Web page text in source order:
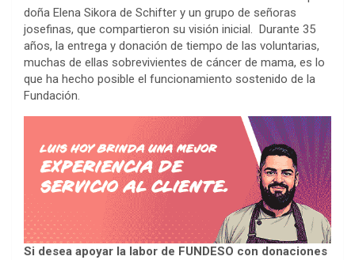
doña Elena Sikora de Schifter y un grupo de señoras
josefinas, que compartieron su visión inicial. Durante 35
años, la entrega y donación de tiempo de las voluntarias,
muchas de ellas sobrevivientes de cáncer de mama, es lo
que ha hecho posible el funcionamiento sostenido de la
Fundación.
Si desea apoyar la labor de FUNDESO con donaciones